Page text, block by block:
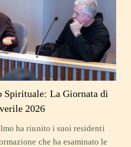
Spirituale: La Giornata di
2026
ha riunito i suoi residenti
che ha esaminato le